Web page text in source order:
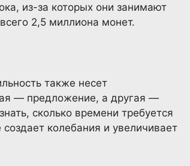
из-за которых они занимают
2,5 миллиона монет.
также несет
— предложение, а другая —
сколько времени требуется
колебания и увеличивает